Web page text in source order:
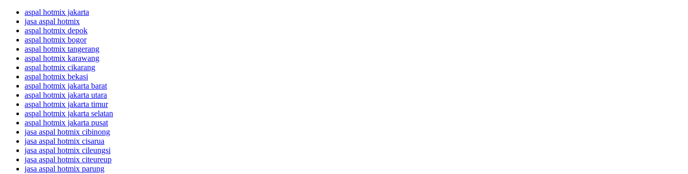
aspal hotmix jakarta
jasa aspal hotmix
aspal hotmix depok
aspal hotmix bogor
aspal hotmix tangerang
aspal hotmix karawang
aspal hotmix cikarang
aspal hotmix bekasi
aspal hotmix jakarta barat
aspal hotmix jakarta utara
aspal hotmix jakarta timur
aspal hotmix jakarta selatan
aspal hotmix jakarta pusat
jasa aspal hotmix cibinong
jasa aspal hotmix cisarua
jasa aspal hotmix cileungsi
jasa aspal hotmix citeureup
jasa aspal hotmix parung